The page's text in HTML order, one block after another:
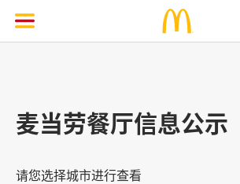
麦当劳餐厅信息公示
请您选择城市进行查看